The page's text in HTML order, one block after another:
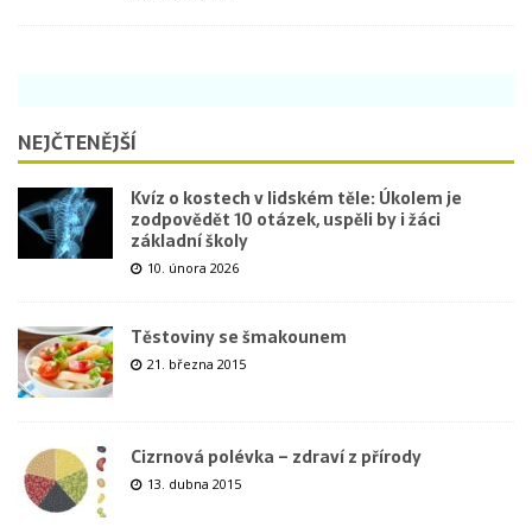
NEJČTENĚJŠÍ
Kvíz o kostech v lidském těle: Úkolem je
zodpovědět 10 otázek, uspěli by i žáci
základní školy
10. února 2026
Těstoviny se šmakounem
21. března 2015
Cizrnová polévka – zdraví z přírody
13. dubna 2015